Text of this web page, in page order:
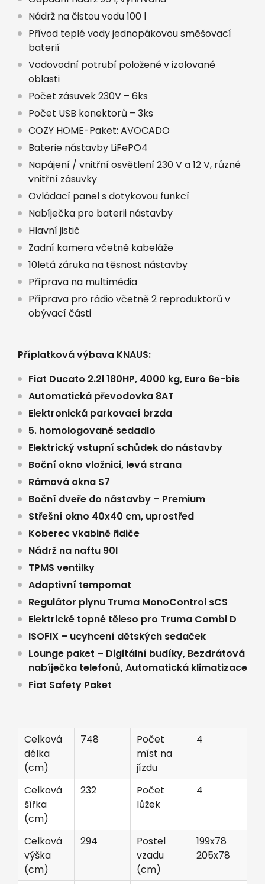
Nádrž na čistou vodu 100 l
Přívod teplé vody jednopákovou směšovací
baterií
Vodovodní potrubí položené v izolované
oblasti
Počet zásuvek 230V – 6ks
Počet USB konektorů – 3ks
COZY HOME-Paket: AVOCADO
Baterie nástavby LiFePO4
Napájení / vnitřní osvětlení 230 V a 12 V, různé
vnitřní zásuvky
Ovládací panel s dotykovou funkcí
Nabíječka pro baterii nástavby
Hlavní jistič
Zadní kamera včetně kabeláže
10letá záruka na těsnost nástavby
Příprava na multimédia
Příprava pro rádio včetně 2 reproduktorů v
obývací části
Příplatková výbava KNAUS:
Fiat Ducato 2.2l 180HP, 4000 kg, Euro 6e-bis
Automatická převodovka 8AT
Elektronická parkovací brzda
5. homologované sedadlo
Elektrický vstupní schůdek do nástavby
Boční okno vložnici, levá strana
Rámová okna S7
Boční dveře do nástavby – Premium
Střešní okno 40x40 cm, uprostřed
Koberec vkabině řidiče
Nádrž na naftu 90l
TPMS ventilky
Adaptivní tempomat
Regulátor plynu Truma MonoControl sCS
Elektrické topné těleso pro Truma Combi D
ISOFIX – ucyhcení dětských sedaček
Lounge paket – Digitální budíky, Bezdrátová
nabíječka telefonů, Automatická klimatizace
Fiat Safety Paket
Celková
délka
(cm)
748
Počet
míst na
jízdu
4
Celková
šířka
(cm)
232
Počet
lůžek
4
Celková
výška
(cm)
294
Postel
vzadu
(cm)
199x78
205x78